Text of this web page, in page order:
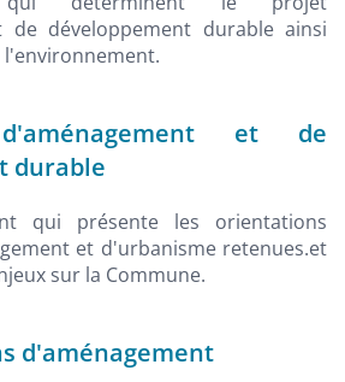
de développement durable ainsi
et de
durable
qui présente les orientations
et d'urbanisme retenues.et
sur la Commune.
d'aménagement